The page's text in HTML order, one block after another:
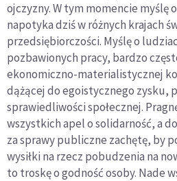
ojczyzny. W tym momencie myślę
napotyka dziś w różnych krajach
przedsiębiorczości. Myślę o
pozbawionych pracy, bardzo
ekonomiczno-materialistycznej
dążącej do egoistycznego zysku,
sprawiedliwości społecznej.
wszystkich apel o solidarność, a
za sprawy publiczne zachętę, by
wysiłki na rzecz pobudzenia na
to troskę o godność osoby. Nade